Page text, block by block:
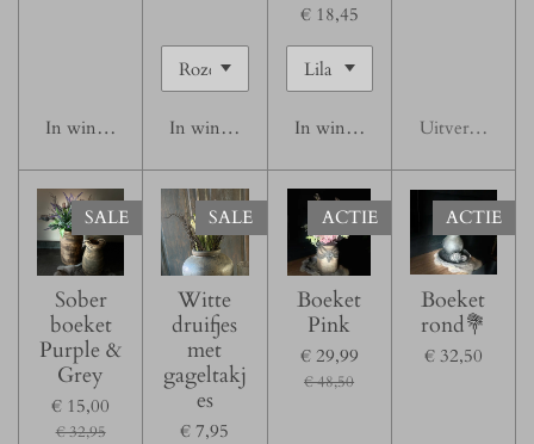
In winkelwagen In winkelwagen
€ 18,45
In winkelwagen Uitverkocht
SALE
Sober
boeket
Purple &
Grey
€ 15,00
€ 32,95
SALE
Witte
druifjes
met
gageltakj
es
€ 7,95
ACTIE
Boeket
Pink
€ 29,99
€ 48,50
ACTIE
Boeket
rond💐
€ 32,50